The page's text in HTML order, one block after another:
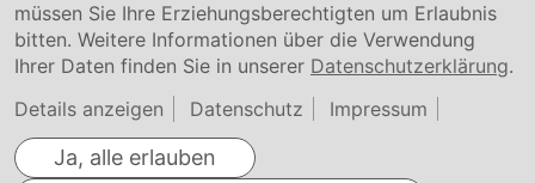
müssen Sie Ihre Erziehungsberechtigten um Erlaubnis
bitten. Weitere Informationen über die Verwendung
Ihrer Daten finden Sie in unserer Datenschutzerklärung.
Details anzeigen
Datenschutz Impressum
Ja, alle erlauben